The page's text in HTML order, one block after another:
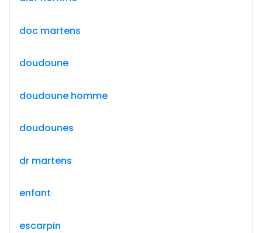
doc martens
doudoune
doudoune homme
doudounes
dr martens
enfant
escarpin